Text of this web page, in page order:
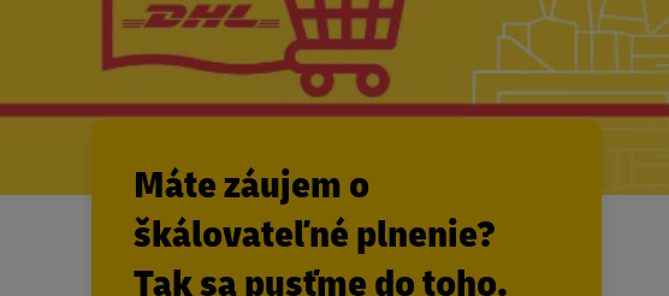
Máte záujem o
škálovateľné plnenie?
Tak sa pusťme do toho.